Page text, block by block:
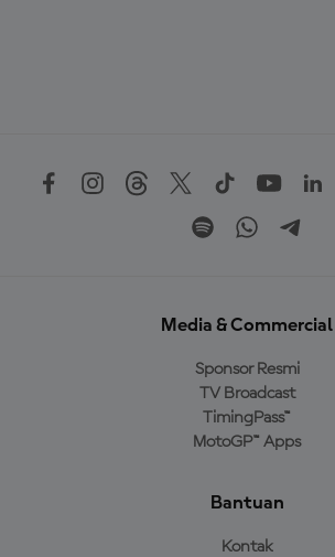
Media & Commercial
Sponsor Resmi
TV Broadcast
TimingPass™
MotoGP™ Apps
Bantuan
Kontak